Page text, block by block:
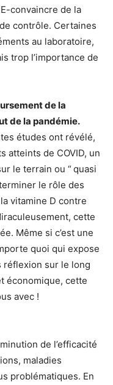
convaincre de la
de contrôle. Certaines
au laboratoire,
trop l’importance de
de la
de la pandémie.
études ont révélé,
atteints de COVID, un
le terrain ou “ quasi
le rôle des
vitamine D contre
cette
Même si c’est une
quoi qui expose
réflexion sur le long
économique, cette
avec !
de l’efficacité
maladies
problématiques. En